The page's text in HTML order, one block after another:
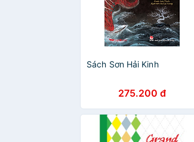
Sách Sơn Hải Kinh
275.200 đ